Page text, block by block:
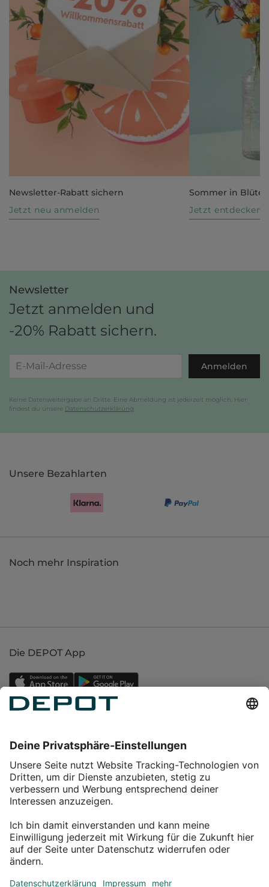
Newsletter-Rabatt sichern
Jetzt neu anmelden
Sommer in Blüte
Jetzt entdecken
Newsletter
Jetzt anmelden und
-20% Rabatt sichern.
Anmelden
Keine Datenweitergabe an Dritte. Eine Abmeldung ist jederzeit möglich. Hier
findest du unsere Datenschutzerklärung
Unsere Bezahlarten
Noch mehr Inspiration
Die DEPOT App
Service
Über DEPOT
Kontakt